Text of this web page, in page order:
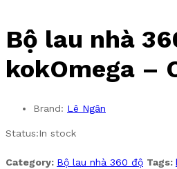
Bộ lau nhà
kokOmega –
Brand: Lê Ngân
Status:In stock
Category: Bộ lau nhà 360 độ Tags: